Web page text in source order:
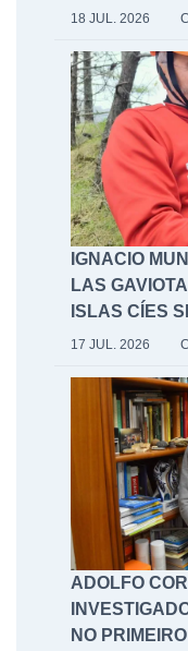
18 JUL. 2026
IGNACIO
LAS
ISLAS CÍES
17 JUL. 2026
ADOLFO
NO